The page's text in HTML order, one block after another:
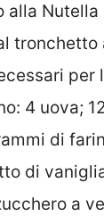
alla Nutella
tronchetto
per
4 uova;
di
di
a